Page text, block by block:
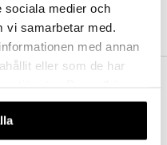
sociala medier och
vi samarbetar med.
med annan
eller som de har
av vår webbplats.
siitä ostatko yksittäisen
joka ylittää 50 €.